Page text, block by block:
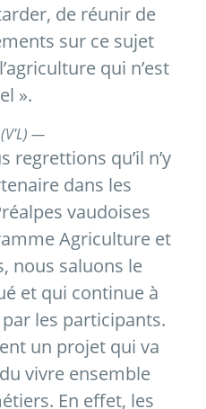
de réunir de
sur ce sujet
qui n’est
».
(V'L) —
regrettions qu’il n’y
dans les
vaudoises
Agriculture et
nous saluons le
et qui continue à
les participants.
un projet qui va
vivre ensemble
En effet, les